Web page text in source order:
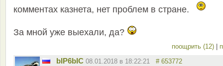
комментах казнета, нет проблем в стране.
За мной уже выехали, да?
поощрить (12)
bIP6bIC 08.01.2018 в 18:22:21 # 653772